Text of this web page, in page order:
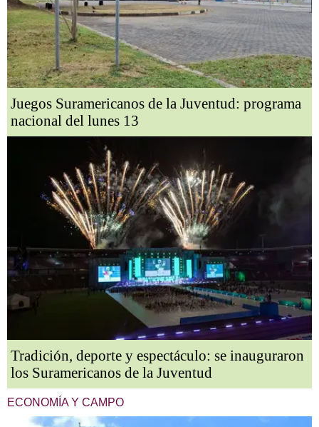
Juegos Suramericanos de la Juventud: programa
nacional del lunes 13
Tradición, deporte y espectáculo: se inauguraron
los Suramericanos de la Juventud
ECONOMÍA Y CAMPO